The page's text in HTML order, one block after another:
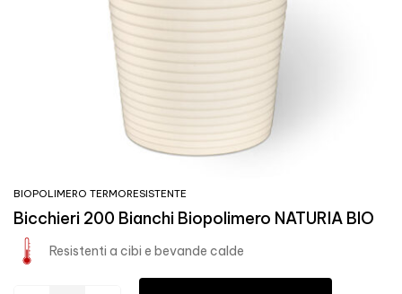
BIOPOLIMERO TERMORESISTENTE
Bicchieri 200 Bianchi Biopolimero NATURIA BIO
Resistenti a cibi e bevande calde